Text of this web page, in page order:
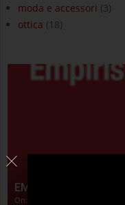
moda e accessori (3)
ottica (18)
EMPIRISMO ERETICO
On: